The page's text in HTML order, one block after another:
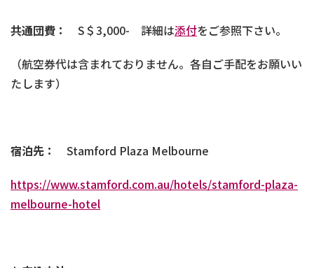
共通団費： S＄3,000- 詳細は添付をご参照下さい。
（航空券代は含まれておりません。各自ご手配をお願いい
たします）
宿泊先：
Stamford Plaza Melbourne
https://www.stamford.com.au/hotels/stamford-plaza-
melbourne-hotel